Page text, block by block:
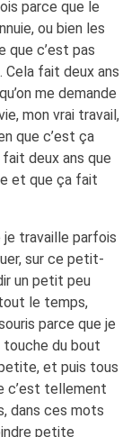
parce que le
ou bien les
que c’est pas
Cela fait deux ans
me demande
mon vrai travail,
que c’est ça
deux ans que
et que ça fait
travaille parfois
sur ce petit-
un petit peu
le temps,
parce que je
touche du bout
et puis tous
c’est tellement
dans ces mots
petite